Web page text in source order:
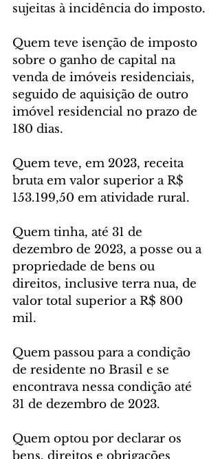
sujeitas à incidência do imposto.
Quem teve isenção de imposto
sobre o ganho de capital na
venda de imóveis residenciais,
seguido de aquisição de outro
imóvel residencial no prazo de
180 dias.
Quem teve, em 2023, receita
bruta em valor superior a R$
153.199,50 em atividade rural.
Quem tinha, até 31 de
dezembro de 2023, a posse ou a
propriedade de bens ou
direitos, inclusive terra nua, de
valor total superior a R$ 800
mil.
Quem passou para a condição
de residente no Brasil e se
encontrava nessa condição até
31 de dezembro de 2023.
Quem optou por declarar os